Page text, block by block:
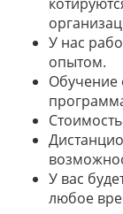
У нас
опытом.
Обучение
У вас
любое